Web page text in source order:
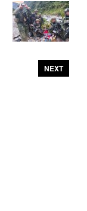
NEXT